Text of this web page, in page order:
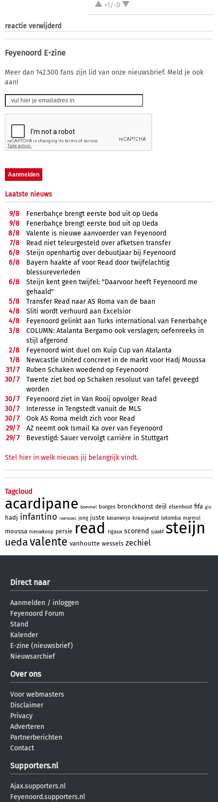
+1/-0
reactie verwijderd
Feyenoord E-zine
Meer dan 142.500 fans zijn lid van onze nieuwsbrief. Meld je ook
aan!
Laatste nieuws
9/8
Fenerbahçe brengt eerste bod uit op Ueda
9/8
Fenerbahçe brengt eerste bod uit op Ueda
8/8
Valente is nieuwe aanvoerder van Feyenoord
7/8
Read niet teleurgesteld over afketsen transfer
6/8
Steijn openhartig over debuutjaar bij Feyenoord
6/8
Bayern haakte af voor Read door twijfelachtig
blessureverleden
6/8
Steijn kent geen twijfel: "Daarvoor heeft Feyenoord me
gehaald"
5/8
Transfer Read naar AS Roma van de baan
4/8
Sliti wordt verhuurd aan Excelsior
4/8
Feyenoord gelinkt aan Turks international van Fenerbahçe
3/8
COLUMN: Atalanta Bergamo ook verslagen; oefenreeks in
stijl afgerond
2/8
Feyenoord wint duel om Kuip Cup van Atalanta
1/8
Newcastle United concreet in de markt voor Hadj Moussa
31/7
Ruben Schaken woedend op Feyenoord
30/7
Twente ziet bod op Schaken resoluut van tafel geveegd
worden
30/7
Feyenoord ziet in Van Rooij opvolger Read
30/7
Interesse in Tengstedt vanuit de MLS
30/7
Ook AS Roma meldt zich voor Read
29/7
AZ neemt ook Ismail Ka over van Feyenoord
29/7 Bevestigd: Sauer vervolgt carrière in Stuttgart
Stel hier in welk nieuws jij belangrijk vindt.
Tagcloud
acardipane bommel borges bronckhorst deijl elsenhout fifa gio
hadj infantino ivanusec jong juste kasanwirjo kraaijeveld lotomba marmol
moussa nieuwkoop persie read rigaux scorend sjaakf steijn
uedavalente vanhoutte wessels zechiel
Direct naar
Aanmelden / inloggen
Feyenoord Forum
Stand
Kalender
E-zine (nieuwsbrief)
Nieuwsarchief
Over ons
Voor webmasters
Disclaimer
Privacy
Adverteren
Partnerberichten
Contact
Supporters.nl
Ajax.supporters.nl
Feyenoord.supporters.nl